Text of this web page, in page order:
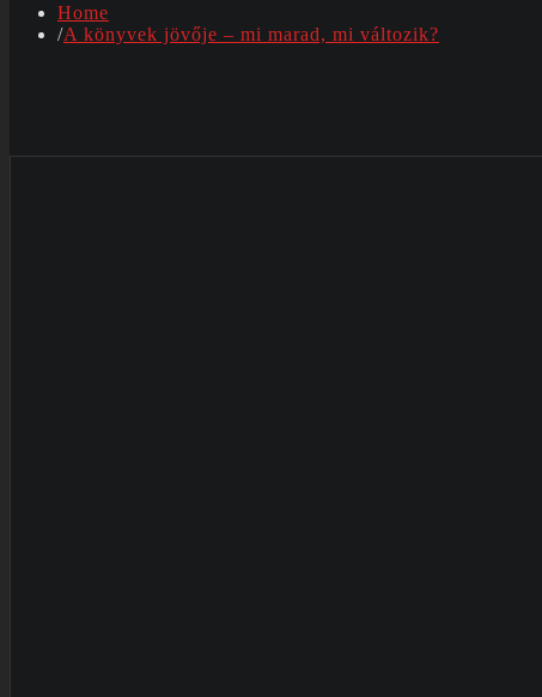
Home
A könyvek jövője – mi marad, mi változik?